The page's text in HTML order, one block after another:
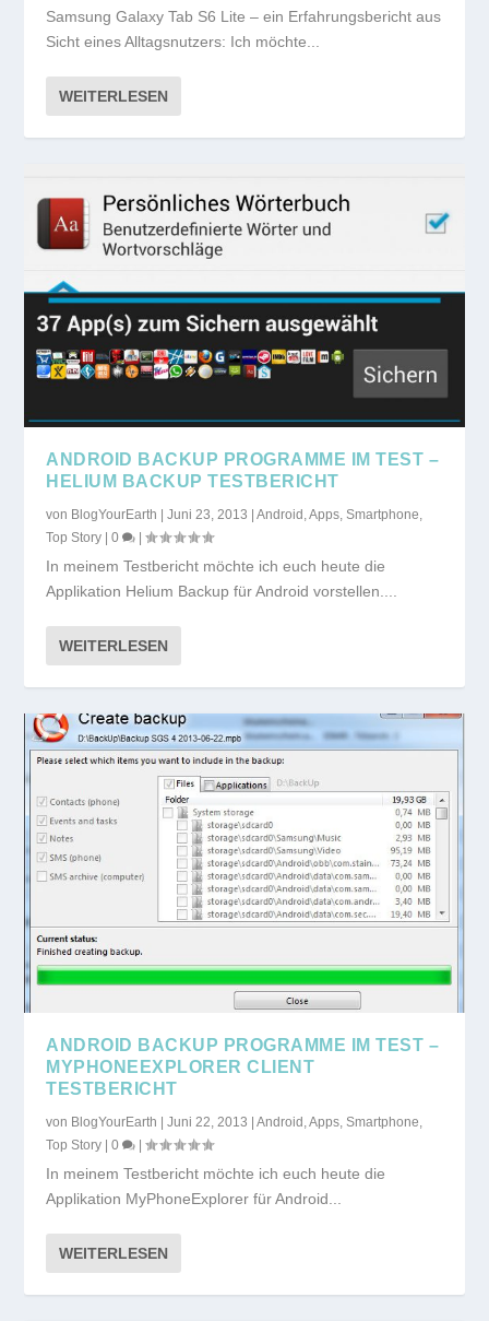
Samsung Galaxy Tab S6 Lite – ein Erfahrungsbericht aus
Sicht eines Alltagsnutzers: Ich möchte...
WEITERLESEN
ANDROID BACKUP PROGRAMME IM TEST –
HELIUM BACKUP TESTBERICHT
von BlogYourEarth |Juni 23, 2013 |Android ,Apps,Smartphone,
Top Story |0 |
In meinem Testbericht möchte ich euch heute die
Applikation Helium Backup für Android vorstellen....
WEITERLESEN
ANDROID BACKUP PROGRAMME IM TEST –
MYPHONEEXPLORER CLIENT
TESTBERICHT
von BlogYourEarth |Juni 22, 2013 |Android ,Apps,Smartphone,
Top Story |0 |
In meinem Testbericht möchte ich euch heute die
Applikation MyPhoneExplorer für Android...
WEITERLESEN